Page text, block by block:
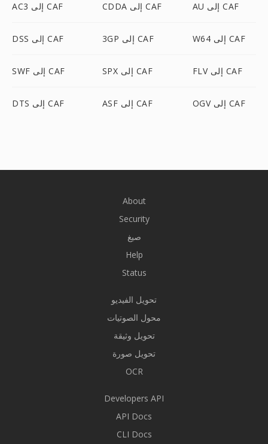
AC3 إلى CAF CDDA إلى CAF AU إلى CAF
DSS إلى CAF 3GP إلى CAF W64 إلى CAF
SWF إلى CAF SPX إلى CAF FLV إلى CAF
DTS إلى CAF ASF إلى CAF OGV إلى CAF
About
Security
صيغ
Help
Status
تحويل الفيديو
محول الصوتيات
تحويل وثيقة
تحويل صورة
OCR
Developers API
API Docs
CLI Docs